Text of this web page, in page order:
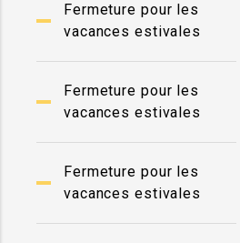
Fermeture pour les
vacances estivales
Fermeture pour les
vacances estivales
Fermeture pour les
vacances estivales